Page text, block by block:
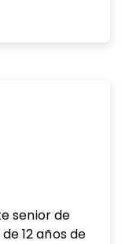
de Marca
senior de
12 años de